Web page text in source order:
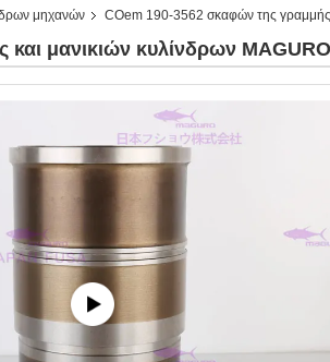
μηχανών COem 190-3562 σκαφών της γραμμής
μανικιών κυλίνδρων